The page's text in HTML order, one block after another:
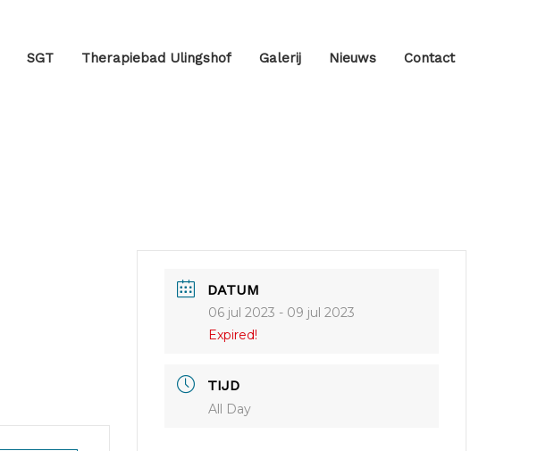
SGT Therapiebad Ulingshof Galerij Nieuws Contact
DATUM
06 jul 2023 - 09 jul 2023
Expired!
TIJD
All Day